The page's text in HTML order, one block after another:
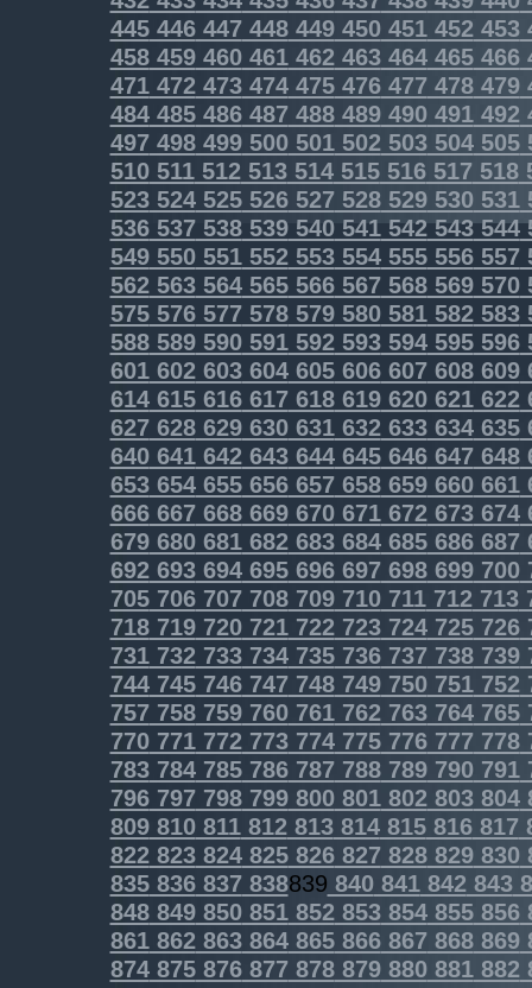
445446447448449450451452453
458459460461462463464465466
471472473474475476477 478479
484485486487 488489490491492
497498499500501502503504505
510511512513514515516517 518
523524525526527 528529530 531
536537538539540541542543544
549550551552553554555556557
562563564565566567568569570
575576577578579580581582583
588589590591592593594595596
601602603604605606607608609
614615616617618619620621622
627628629630631632633634635
640641642643644645646647648
653654655656657658659660661
666667668669670671672673674
679680681682683684685686687
692693694695696697698699700
705706707708709710711712713
718719720721722723724725726
731732733734735736737 738739
744745746747748749750751752
757758759760761762763764765
770771772773774775776777 778
783784785786787788789790791
796797798799800801802803804
809810811812813814815816817
822823824825826827 828829830
835836837838839 840841842843
848849850851852853854855856
861862863864865866867 868869
874875876877 878879880 881882